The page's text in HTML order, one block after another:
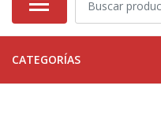
CATEGORÍAS